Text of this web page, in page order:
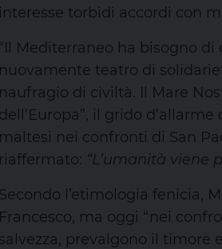
interesse torbidi accordi con
“Il Mediterraneo ha bisogno
nuovamente teatro di
naufragio di civiltà. Il Mare
dell’Europa”, il grido
maltesi nei confronti di San
riaffermato: “L’umanità viene
Secondo l’etimologia fenicia,
Francesco, ma oggi “nei
salvezza, prevalgono il timore